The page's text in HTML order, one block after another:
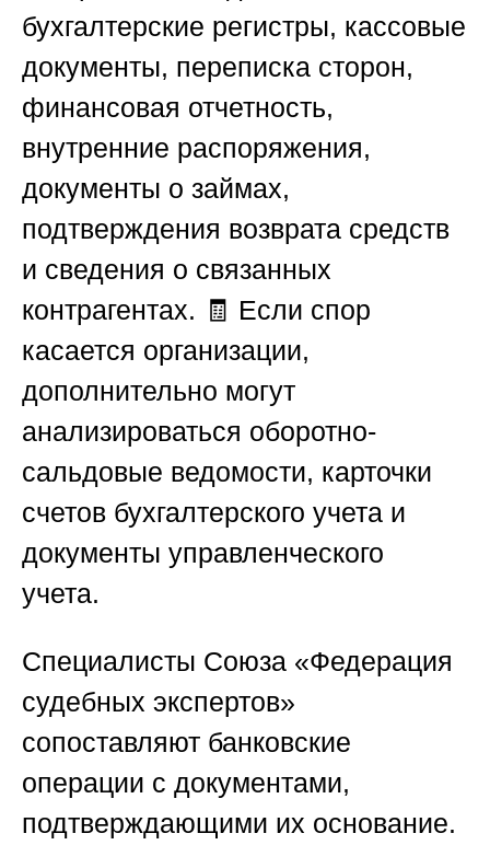
бухгалтерские регистры, кассовые
документы, переписка сторон,
финансовая отчетность,
внутренние распоряжения,
документы о займах,
подтверждения возврата средств
и сведения о связанных
контрагентах. 🧾 Если спор
касается организации,
дополнительно могут
анализироваться оборотно-
сальдовые ведомости, карточки
счетов бухгалтерского учета и
документы управленческого
учета.
Специалисты Союза «Федерация
судебных экспертов»
сопоставляют банковские
операции с документами,
подтверждающими их основание.